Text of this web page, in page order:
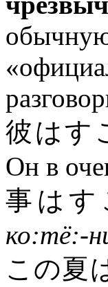
彼はす
Он в
事は
ко:тё:-
この夏